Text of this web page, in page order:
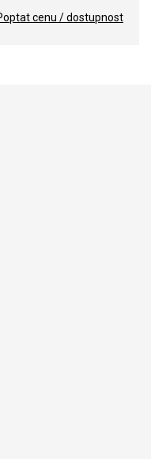
cenu / dostupnost